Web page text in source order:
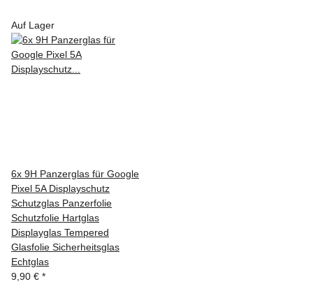
Auf Lager
6x 9H Panzerglas für Google
Pixel 5A Displayschutz
Schutzglas Panzerfolie
Schutzfolie Hartglas
Displayglas Tempered
Glasfolie Sicherheitsglas
Echtglas
9,90 € *